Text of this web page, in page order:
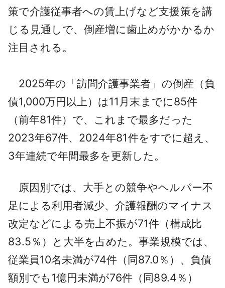
策で介護従事者への賃上げなど支援策を講
じる見通しで、倒産増に歯止めがかかるか
注目される。
2025年の「訪問介護事業者」の倒産（負
債1,000万円以上）は11月末までに85件
（前年81件）で、これまで最多だった
2023年67件、2024年81件をすでに超え、
3年連続で年間最多を更新した。
原因別では、大手との競争やヘルパー不
足による利用者減少、介護報酬のマイナス
改定などによる売上不振が71件（構成比
83.5％）と大半を占めた。事業規模では、
従業員10名未満が74件（同87.0％）、負債
額別でも1億円未満が76件（同89.4％）